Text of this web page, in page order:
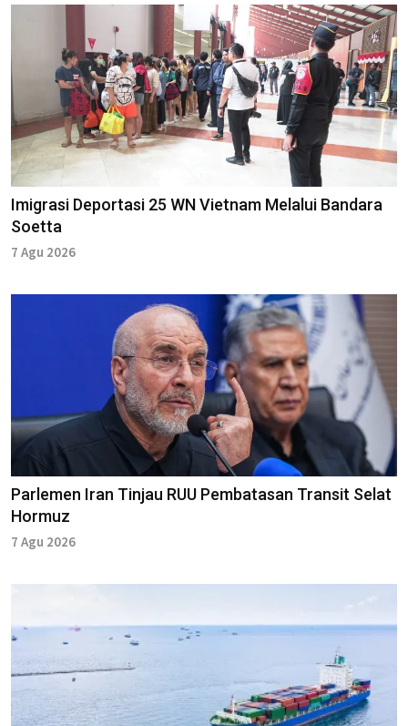
Imigrasi Deportasi 25 WN Vietnam Melalui Bandara
Soetta
7 Agu 2026
Parlemen Iran Tinjau RUU Pembatasan Transit Selat
Hormuz
7 Agu 2026